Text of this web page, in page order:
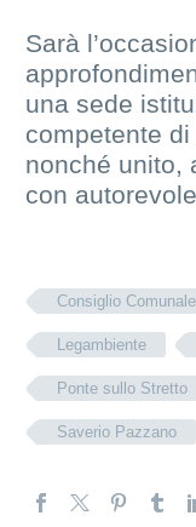
Sarà
una sede
competente di
nonché unito,
con
Consiglio Comunale
Legambiente
Ponte sullo Stretto
Saverio Pazzano